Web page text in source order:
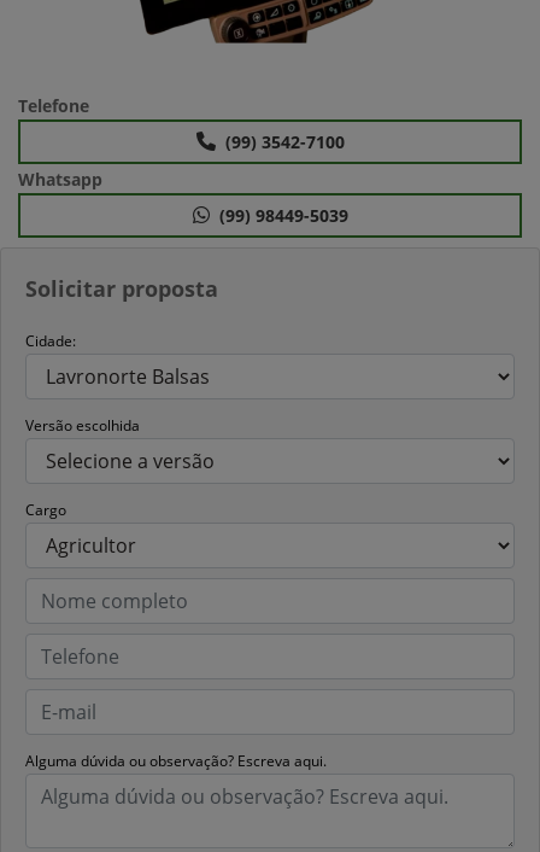
Solicitar proposta
Cidade:
Versão escolhida
Cargo
Alguma dúvida ou observação? Escreva aqui.
Telefone
(99) 3542-7100
Whatsapp
(99) 98449-5039